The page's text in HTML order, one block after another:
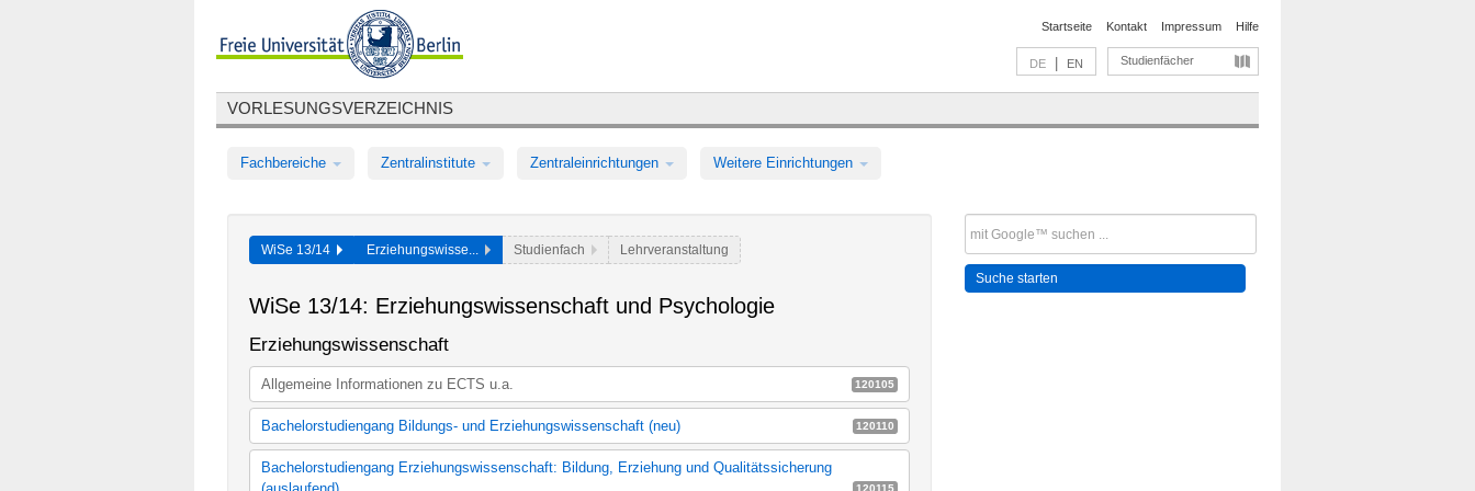
Startseite Kontakt Impressum Hilfe
DE EN Studienfächer
VORLESUNGSVERZEICHNIS
Fachbereiche Zentralinstitute Zentraleinrichtungen Weitere Einrichtungen
WiSe 13/14 Erziehungswisse... Studienfach Lehrveranstaltung
WiSe 13/14: Erziehungswissenschaft und Psychologie
Erziehungswissenschaft
Allgemeine Informationen zu ECTS u.a. 120105
Bachelorstudiengang Bildungs- und Erziehungswissenschaft (neu) 120110
Bachelorstudiengang Bildungs- und Erziehungswissenschaft (neu)
Bachelorstudiengang Erziehungswissenschaft: Bildung, Erziehung und Qualitätssicherung
120115